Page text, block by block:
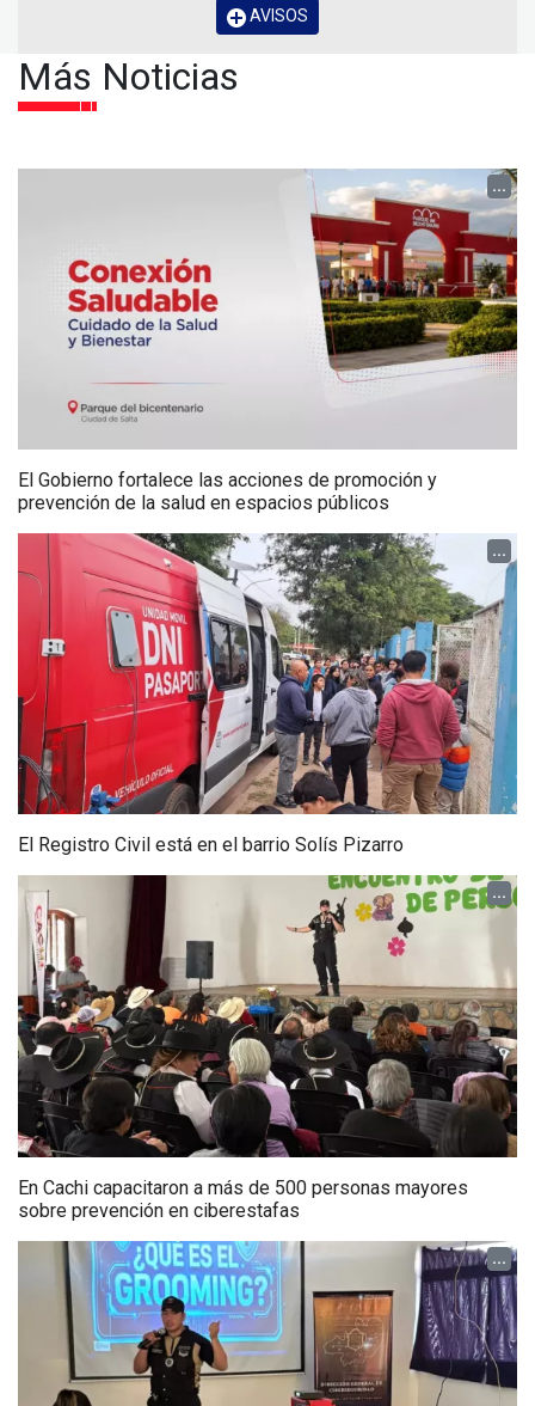
AVISOS
Más Noticias
...
El Gobierno fortalece las acciones de promoción y
prevención de la salud en espacios públicos
...
El Registro Civil está en el barrio Solís Pizarro
...
En Cachi capacitaron a más de 500 personas mayores
sobre prevención en ciberestafas
...